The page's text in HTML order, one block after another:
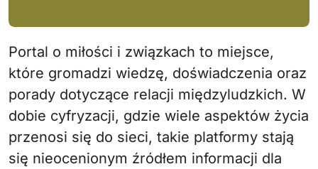
Portal o miłości i związkach to miejsce,
które gromadzi wiedzę, doświadczenia oraz
porady dotyczące relacji międzyludzkich. W
dobie cyfryzacji, gdzie wiele aspektów życia
przenosi się do sieci, takie platformy stają
się nieocenionym źródłem informacji dla